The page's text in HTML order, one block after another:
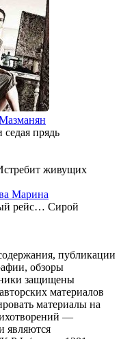
прядь
живущих
Марина
рейс… Сирой
публикации
обзоры
защищены
материалов
материалы на
—
являются